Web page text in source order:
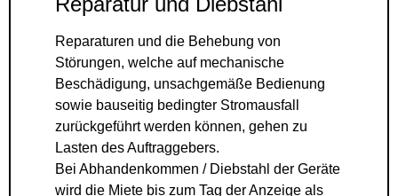
Reparaturen und die Behebung von
Störungen, welche auf mechanische
Beschädigung, unsachgemäße Bedienung
sowie bauseitig bedingter Stromausfall
zurückgeführt werden können, gehen zu
Lasten des Auftraggebers.
Bei Abhandenkommen / Diebstahl der Geräte
wird die Miete bis zum Tag der Anzeige als